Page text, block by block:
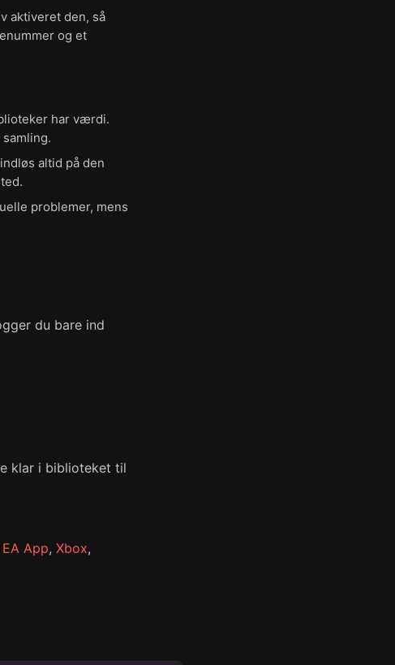
aktiveret den, så
og et
har værdi.
altid på den
problemer, mens
du bare ind
klar i biblioteket til
EA App, Xbox,